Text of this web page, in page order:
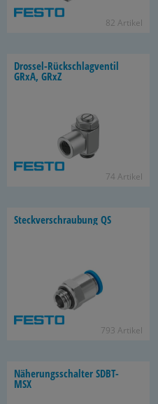
82 Ar­ti­kel
Drossel-​Rückschlagventil
GRxA, GRxZ
74 Ar­ti­kel
Steck­ver­schrau­bung QS
793 Ar­ti­kel
Nä­he­rungs­schal­ter SDBT-​
MSX